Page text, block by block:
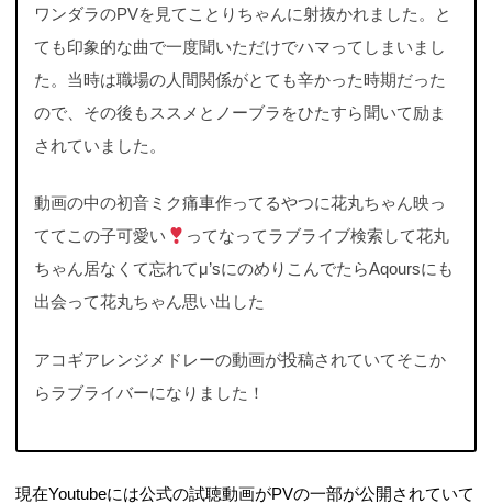
ワンダラのPVを見てことりちゃんに射抜かれました。と
ても印象的な曲で一度聞いただけでハマってしまいまし
た。当時は職場の人間関係がとても辛かった時期だった
ので、その後もススメとノーブラをひたすら聞いて励ま
されていました。
動画の中の初音ミク痛車作ってるやつに花丸ちゃん映っ
ててこの子可愛い
ってなってラブライブ検索して花丸
ちゃん居なくて忘れてμ’sにのめりこんでたらAqoursにも
出会って花丸ちゃん思い出した
アコギアレンジメドレーの動画が投稿されていてそこか
らラブライバーになりました！
現在Youtubeには公式の試聴動画がPVの一部が公開されていて